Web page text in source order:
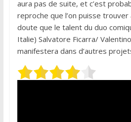
aura pas de suite, et c’est
reproche que l’on puisse trouver
doute que le talent du duo
Italie) Salvatore Ficarra/
manifestera dans d’autres